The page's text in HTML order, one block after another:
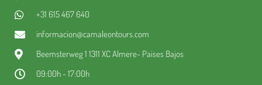
+31 615 467 640
informacion@camaleontours.com
Beemsterweg 1 1311 XC Almere- Paises Bajos
09:00h - 17:00h